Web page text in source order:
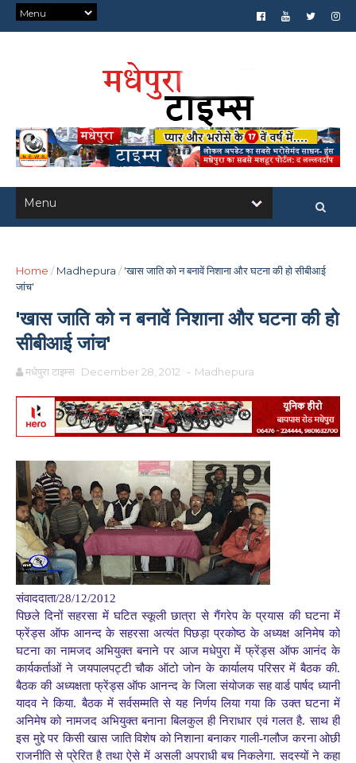
Home / Madhepura / 'खास जाति को न बनावें निशाना और घटना की हो सीबीआई
जांच'
'खास जाति को न बनावें निशाना और घटना की हो
सीबीआई जांच'
मधेपुरा टाइम्स December 28, 2012 - Madhepura
संवाददाता/28/12/2012
पिछले दिनों सहरसा में घटित स्कूली छात्रा से गैंगरेप के प्रयास की घटना में
फ्रेंड्स ऑफ आनन्द के सहरसा अत्यंत पिछड़ा प्रकोष्ठ के अध्यक्ष अनिमेष को
घटना का नामजद अभियुक्त बनाने पर आज मधेपुरा में फ्रेंड्स ऑफ आनंद के
कार्यकर्ताओं ने जयपालपट्टी चौक ऑटो जोन के कार्यालय परिसर में बैठक की.
बैठक की अध्यक्षता फ्रेंड्स ऑफ आनन्द के जिला संयोजक सह वार्ड पार्षद ध्यानी
यादव ने किया. बैठक में सर्वसम्मति से यह निर्णय लिया गया कि उक्त घटना में
अनिमेष को नामजद अभियुक्त बनाना बिलकुल ही निराधार एवं गलत है. साथ ही
इस मुद्दे पर किसी खास जाति विशेष को निशाना बनाकर गाली-गलौज करना ओछी
राजनीति से प्रेरित है तथा ऐसे में असली अपराधी बच निकलेगा. सदस्यों ने कहा